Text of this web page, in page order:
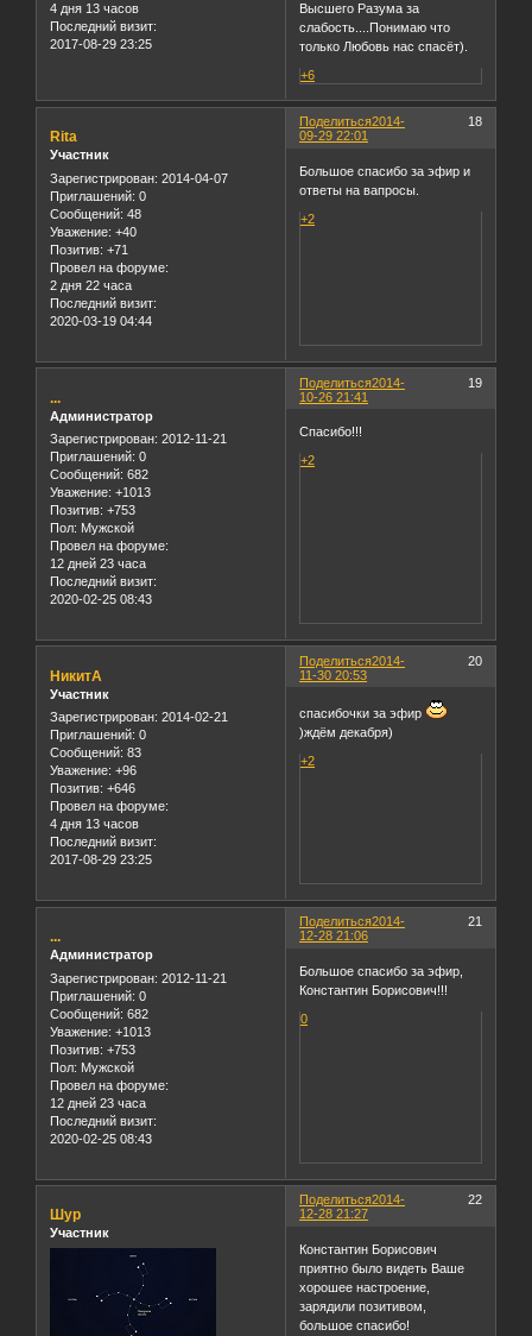
4 дня 13 часов
Последний визит:
2017-08-29 23:25
Высшего Разума за
слабость....Понимаю что
только Любовь нас спасёт).
+6
Поделиться 18
2014-
09-29 22:01
Rita
Участник
Зарегистрирован: 2014-04-07
Приглашений: 0
Сообщений: 48
Уважение: +40
Позитив: +71
Провел на форуме:
2 дня 22 часа
Последний визит:
2020-03-19 04:44
Большое спасибо за эфир и
ответы на вапросы.
+2
Поделиться 19
2014-
10-26 21:41
...
Администратор
Зарегистрирован: 2012-11-21
Приглашений: 0
Сообщений: 682
Уважение: +1013
Позитив: +753
Пол: Мужской
Провел на форуме:
12 дней 23 часа
Последний визит:
2020-02-25 08:43
Спасибо!!!
+2
Поделиться 20
2014-
11-30 20:53
НикитА
Участник
Зарегистрирован: 2014-02-21
Приглашений: 0
Сообщений: 83
Уважение: +96
Позитив: +646
Провел на форуме:
4 дня 13 часов
Последний визит:
2017-08-29 23:25
спасибочки за эфир
)ждём декабря)
+2
Поделиться 21
2014-
12-28 21:06
...
Администратор
Зарегистрирован: 2012-11-21
Приглашений: 0
Сообщений: 682
Уважение: +1013
Позитив: +753
Пол: Мужской
Провел на форуме:
12 дней 23 часа
Последний визит:
2020-02-25 08:43
Большое спасибо за эфир,
Константин Борисович!!!
0
Поделиться 22
2014-
12-28 21:27
Шур
Участник
Константин Борисович
приятно было видеть Ваше
хорошее настроение,
зарядили позитивом,
большое спасибо!